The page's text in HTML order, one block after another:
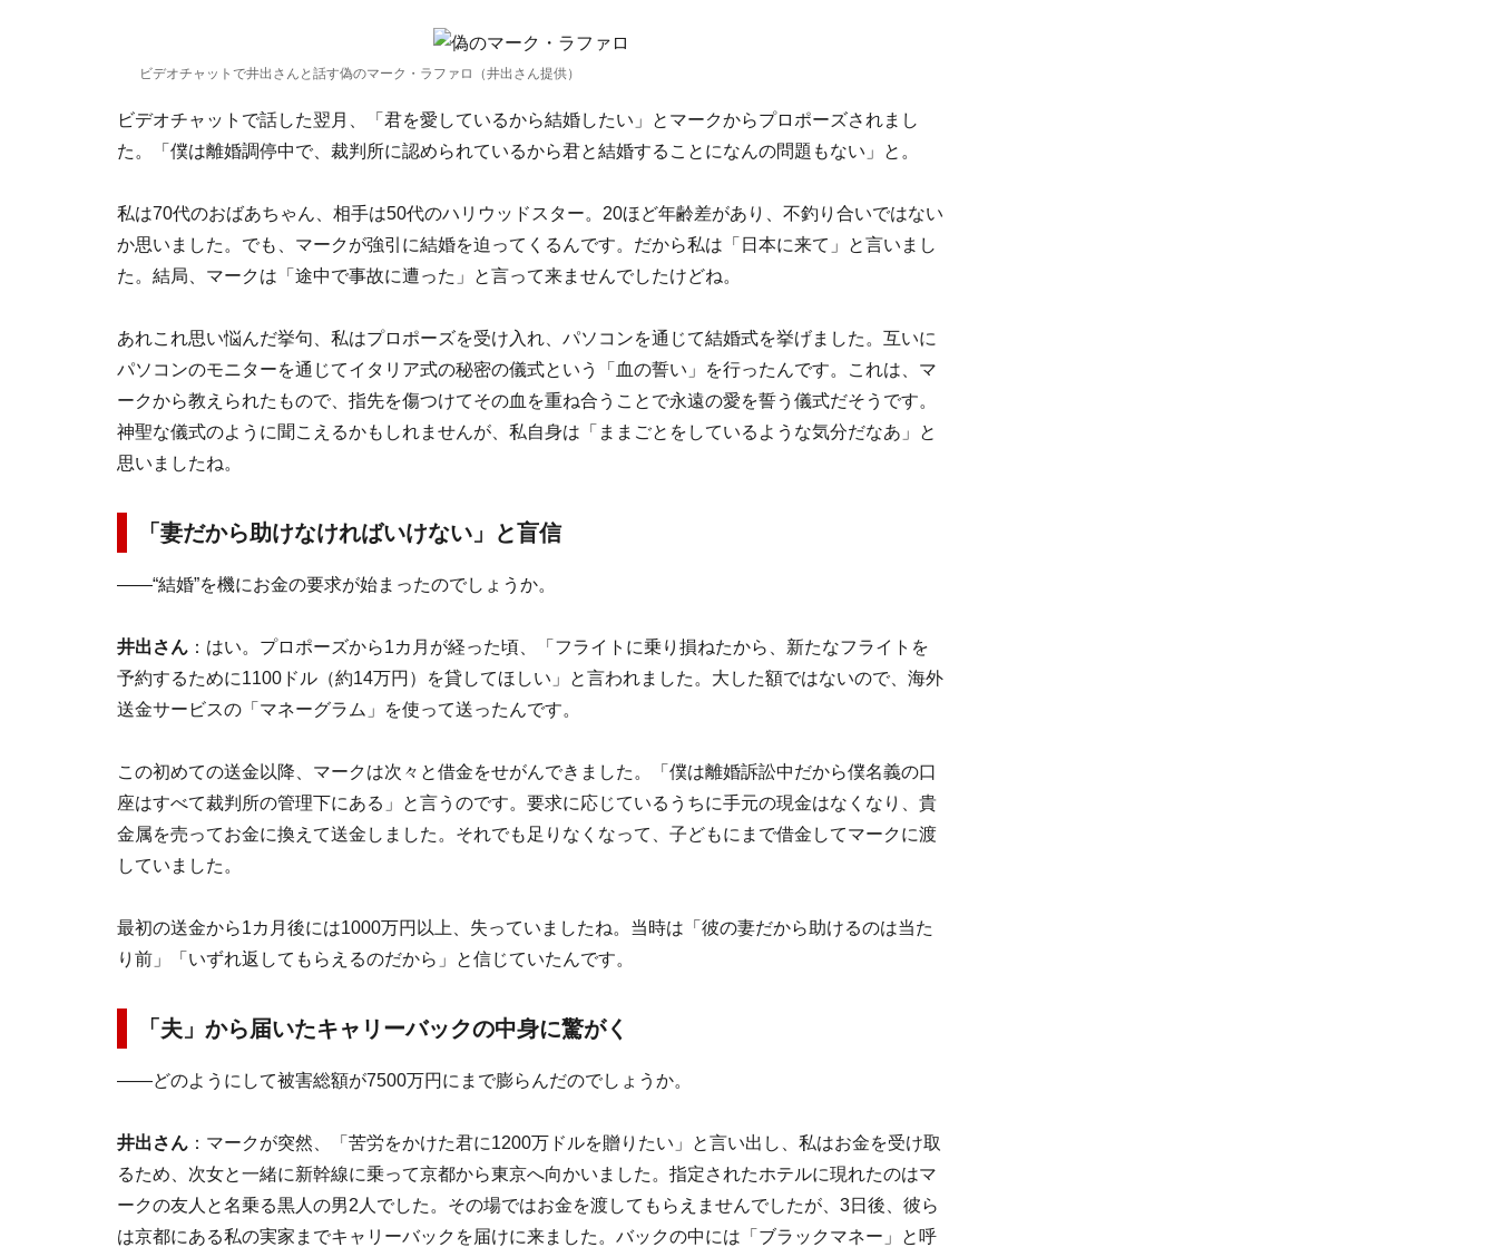
ビデオチャットで井出さんと話す偽のマーク・ラファロ（井出さん提供）
ビデオチャットで話した翌月、「君を愛しているから結婚したい」とマークからプロポーズされまし
た。「僕は離婚調停中で、裁判所に認められているから君と結婚することになんの問題もない」と。
私は70代のおばあちゃん、相手は50代のハリウッドスター。20ほど年齢差があり、不釣り合いではない
か思いました。でも、マークが強引に結婚を迫ってくるんです。だから私は「日本に来て」と言いまし
た。結局、マークは「途中で事故に遭った」と言って来ませんでしたけどね。
あれこれ思い悩んだ挙句、私はプロポーズを受け入れ、パソコンを通じて結婚式を挙げました。互いに
パソコンのモニターを通じてイタリア式の秘密の儀式という「血の誓い」を行ったんです。これは、マ
ークから教えられたもので、指先を傷つけてその血を重ね合うことで永遠の愛を誓う儀式だそうです。
神聖な儀式のように聞こえるかもしれませんが、私自身は「ままごとをしているような気分だなあ」と
思いましたね。
「妻だから助けなければいけない」と盲信
――“結婚”を機にお金の要求が始まったのでしょうか。
井出さん ：はい。プロポーズから1カ月が経った頃、「フライトに乗り損ねたから、新たなフライトを
予約するために1100ドル（約14万円）を貸してほしい」と言われました。大した額ではないので、海外
送金サービスの「マネーグラム」を使って送ったんです。
この初めての送金以降、マークは次々と借金をせがんできました。「僕は離婚訴訟中だから僕名義の口
座はすべて裁判所の管理下にある」と言うのです。要求に応じているうちに手元の現金はなくなり、貴
金属を売ってお金に換えて送金しました。それでも足りなくなって、子どもにまで借金してマークに渡
していました。
最初の送金から1カ月後には1000万円以上、失っていましたね。当時は「彼の妻だから助けるのは当た
り前」「いずれ返してもらえるのだから」と信じていたんです。
「夫」から届いたキャリーバックの中身に驚がく
――どのようにして被害総額が7500万円にまで膨らんだのでしょうか。
井出さん ：マークが突然、「苦労をかけた君に1200万ドルを贈りたい」と言い出し、私はお金を受け取
るため、次女と一緒に新幹線に乗って京都から東京へ向かいました。指定されたホテルに現れたのはマ
ークの友人と名乗る黒人の男2人でした。その場ではお金を渡してもらえませんでしたが、3日後、彼ら
は京都にある私の実家までキャリーバックを届けに来ました。バックの中には「ブラックマネー」と呼